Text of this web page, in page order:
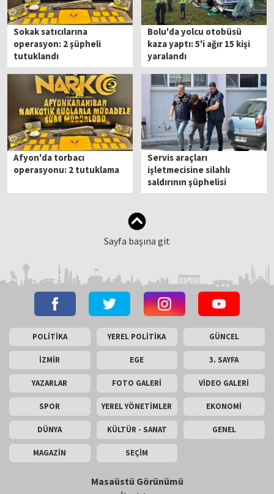
Sokak satıcılarına
operasyon: 2 şüpheli
tutuklandı
Bolu'da yolcu otobüsü
kaza yaptı: 5'i ağır 15 kişi
yaralandı
Afyon'da torbacı
operasyonu: 2 tutuklama
Servis araçları
işletmecisine silahlı
saldırının şüphelisi
tutuklandı
Sayfa başına git
POLİTİKA YEREL POLİTİKA GÜNCEL
İZMİR EGE 3. SAYFA
YAZARLAR FOTO GALERİ VİDEO GALERİ
SPOR YEREL YÖNETİMLER EKONOMİ
DÜNYA KÜLTÜR - SANAT GENEL
MAGAZİN SEÇİM
Masaüstü Görünümü